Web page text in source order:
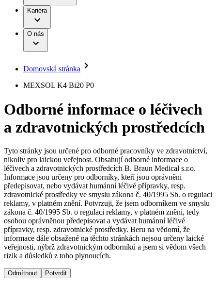
Léčba bolesti
Mimotělní očišťování krve
Neurochirurgie
Onkologie
Ortopedie
Páteřní chirurgie
Péče o rány
Prevence a kontrola infekcí
Uzavírání ran
Řešení
Terapie
Onemocnění
B. Braun Avitum
Dialyzační střediska​
B. Braun Avitum poskytuje kvalitní dialyzační péči ve všech
svých střediscích v České republice. Více informací se
dozvíte na stránkách jednotlivých středisek.
Práce a kariéra
Naše kultura
Vaše příležitost​
Nabídky pracovních míst
Objevte své kariérní příležitosti ​v B. Braun. Vyhledejte náš trh
práce​ pro zajímavé pozice.​
Odpovědnost
Média
Tiskové zprávy
Kontakt
Kontaktní formulář
Registrace k odběru newsletteru
Odpovědnost
Média
Kontakt
Kariéra
O nás
Domovská stránka
MEXSOL K4 Bi20 P0
Odborné informace o léčivech
a zdravotnických prostředcích
Tyto stránky jsou určené pro odborné pracovníky ve zdravotnictví,
nikoliv pro laickou veřejnost. Obsahují odborné informace o
léčivech a zdravotnických prostředcích B. Braun Medical s.r.o.
Informace jsou určeny pro odborníky, kteří jsou oprávněni
předepisovat, nebo vydávat humánní léčivé přípravky, resp.
zdravotnické prostředky ve smyslu zákona č. 40/1995 Sb. o regulaci
reklamy, v platném znění. Potvrzuji, že jsem odborníkem ve smyslu
zákona č. 40/1995 Sb. o regulaci reklamy, v platném znění, tedy
osobou oprávněnou předepisovat a vydávat humánní léčivé
přípravky, resp. zdravotnické prostředky. Beru na vědomí, že
informace dále obsažené na těchto stránkách nejsou určeny laické
veřejnosti, nýbrž zdravotnickým odborníků a jsem si vědom všech
rizik a důsledků z toho plynoucích.
Odmítnout Potvrdit